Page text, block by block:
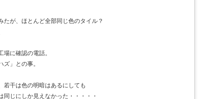
が、ほとんど全部同じ色のタイル？
に確認の電話。
ズ」との事。
若干は色の明暗はあるにしても
じにしか見えなかった・・・・・